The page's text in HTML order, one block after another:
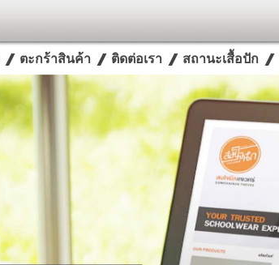
ตะกร้าสินค้า ติดต่อเรา สถานะเสื้อปัก